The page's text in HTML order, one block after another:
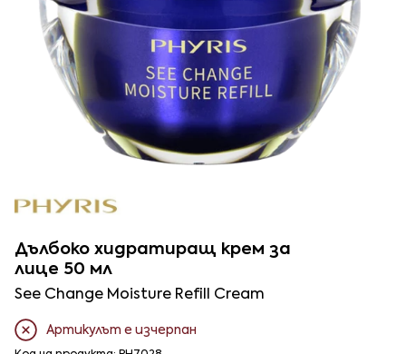
Дълбоко хидратиращ крем за
лице 50 мл
See Change Moisture Refill Cream
Артикулът е изчерпан